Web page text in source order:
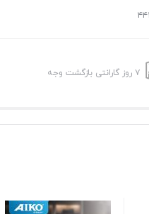
۷ روز گارانتی بازگشت وجه